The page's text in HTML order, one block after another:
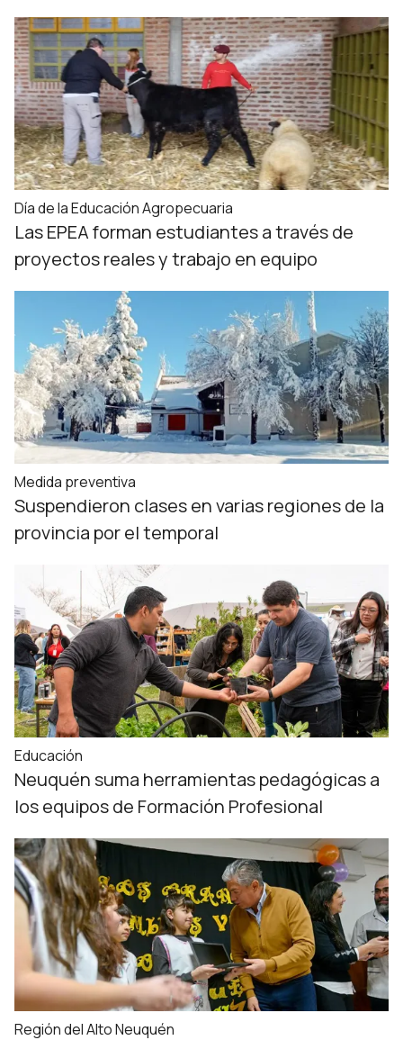
Día de la Educación Agropecuaria
Las EPEA forman estudiantes a través de
proyectos reales y trabajo en equipo
Medida preventiva
Suspendieron clases en varias regiones de la
provincia por el temporal
Educación
Neuquén suma herramientas pedagógicas a
los equipos de Formación Profesional
Región del Alto Neuquén